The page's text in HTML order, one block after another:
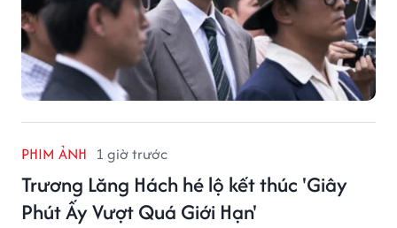
PHIM ẢNH 1 giờ trước
Trương Lăng Hách hé lộ kết thúc 'Giây
Phút Ấy Vượt Quá Giới Hạn'